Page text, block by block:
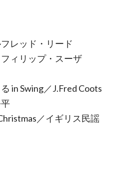
レッド・リード
ィリップ・スーザ
in Swing／J.Fred Coots
／イギリス民謡